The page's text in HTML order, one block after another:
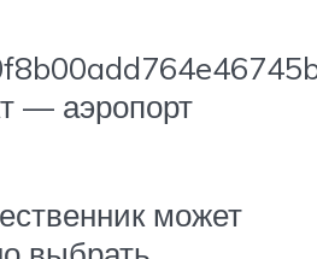
— аэропорт
может